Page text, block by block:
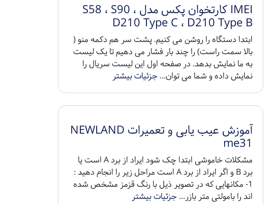
IMEI کارتخوان پکس مدل S58 ، S90 ،
D210 Type C ، D210 Type B
ابتدا دستگاه را روشن می کنیم. پشت سر هم دکمه منو (
بالا سمت راست) را چند بار فشار می دهیم تا یک لیست
به ما نمایش بدهد. در صفحه اول این لیست سریال را
نمایش داده و شما می توان...جزئیات بیشتر
آموزش عیب یابی و تعمیرات NEWLAND
me31
مشکلات خاموشی ابتدا چک شود ایراد از برد A است یا
برد B و اگر ایراد از برد A است مراحل زیر را انجام دهید :
1- مکانهایی که در تصویر ذیل با رنگ قزمز مشخص شده
اند را بامولتی متر بازر...جزئیات بیشتر